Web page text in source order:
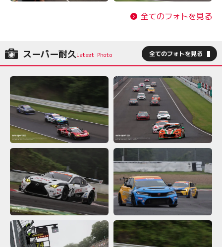
全てのフォトを見る
スーパー耐久 全てのフォトを見る